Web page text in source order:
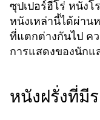
ซุปเปอร์ฮีโร่ หนัง
หนังเหล่านี้ได้ผ่าน
ที่แตกต่างกันไป คว
การแสดงของนักแ
หนังฝรั่งที่มี